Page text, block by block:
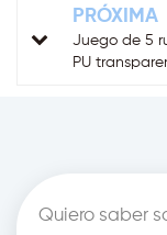
PRÓXIMA
Juego de 5
PU
Quiero saber